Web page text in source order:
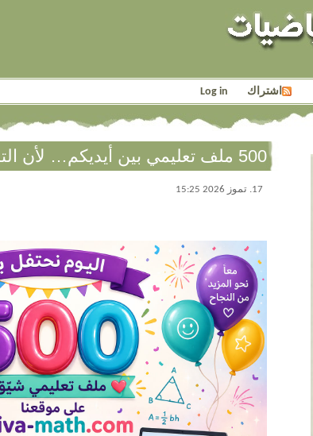
اشتراك Log in
500 ملف تعليمي بين أيديكم… لأن التميّز يبدأ من هنا
17. تموز 2026 15:25